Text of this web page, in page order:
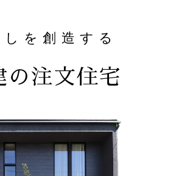
しを創造する
の注文住宅